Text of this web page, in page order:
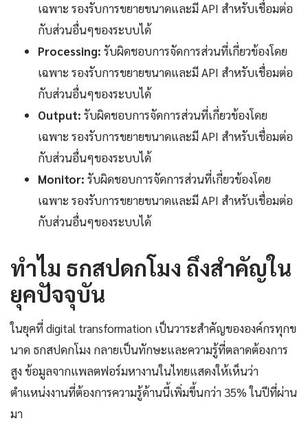
เฉพาะ รองรับการขยายขนาดและมี API สำหรับเชื่อมต่อ
กับส่วนอื่นๆของระบบได้
Processing: รับผิดชอบการจัดการส่วนที่เกี่ยวข้องโดย
เฉพาะ รองรับการขยายขนาดและมี API สำหรับเชื่อมต่อ
กับส่วนอื่นๆของระบบได้
Output: รับผิดชอบการจัดการส่วนที่เกี่ยวข้องโดย
เฉพาะ รองรับการขยายขนาดและมี API สำหรับเชื่อมต่อ
กับส่วนอื่นๆของระบบได้
Monitor: รับผิดชอบการจัดการส่วนที่เกี่ยวข้องโดย
เฉพาะ รองรับการขยายขนาดและมี API สำหรับเชื่อมต่อ
กับส่วนอื่นๆของระบบได้
ทำไม ธกสปดกโมง ถึงสำคัญใน
ยุคปัจจุบัน
ในยุคที่ digital transformation เป็นวาระสำคัญขององค์กรทุกข
นาด ธกสปดกโมง กลายเป็นทักษะและความรู้ที่ตลาดต้องการ
สูง ข้อมูลจากแพลตฟอร์มหางานในไทยแสดงให้เห็นว่า
ตำแหน่งงานที่ต้องการความรู้ด้านนี้เพิ่มขึ้นกว่า 35% ในปีที่ผ่าน
มา